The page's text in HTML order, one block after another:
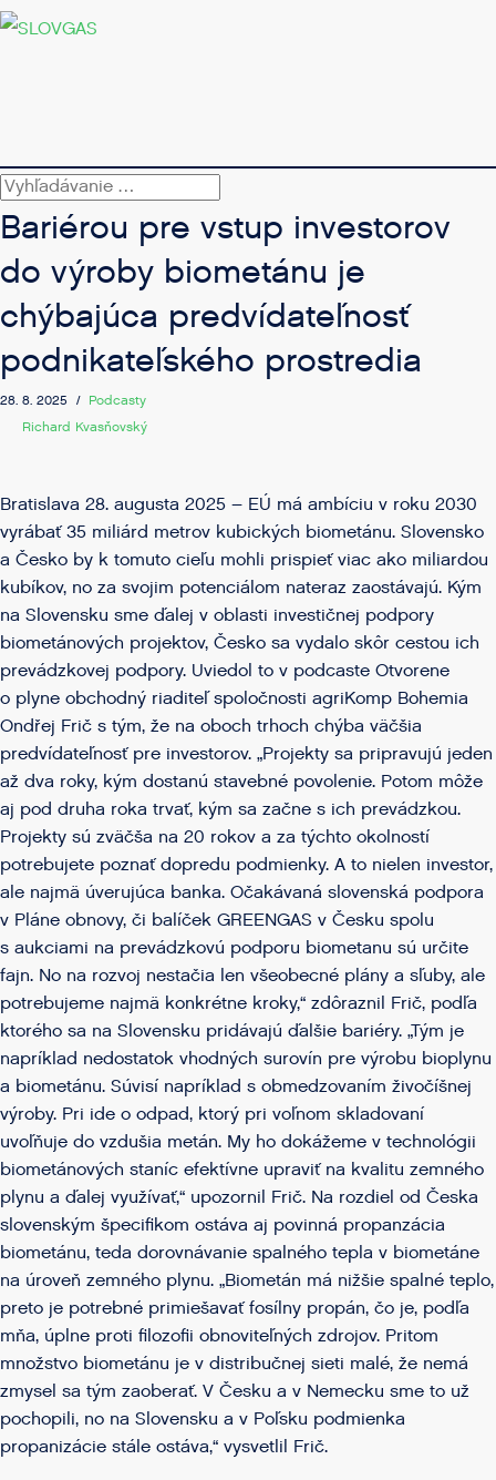
Bariérou pre vstup investorov
do výroby biometánu je
chýbajúca predvídateľnosť
podnikateľského prostredia
28. 8. 2025 / Podcasty
Richard Kvasňovský
Bratislava 28. augusta 2025 – EÚ má ambíciu v roku 2030
vyrábať 35 miliárd metrov kubických biometánu. Slovensko
a Česko by k tomuto cieľu mohli prispieť viac ako miliardou
kubíkov, no za svojim potenciálom nateraz zaostávajú. Kým
na Slovensku sme ďalej v oblasti investičnej podpory
biometánových projektov, Česko sa vydalo skôr cestou ich
prevádzkovej podpory. Uviedol to v podcaste Otvorene
o plyne obchodný riaditeľ spoločnosti agriKomp Bohemia
Ondřej Frič s tým, že na oboch trhoch chýba väčšia
predvídateľnosť pre investorov. „Projekty sa pripravujú jeden
až dva roky, kým dostanú stavebné povolenie. Potom môže
aj pod druha roka trvať, kým sa začne s ich prevádzkou.
Projekty sú zväčša na 20 rokov a za týchto okolností
potrebujete poznať dopredu podmienky. A to nielen investor,
ale najmä úverujúca banka. Očakávaná slovenská podpora
v Pláne obnovy, či balíček GREENGAS v Česku spolu
s aukciami na prevádzkovú podporu biometanu sú určite
fajn. No na rozvoj nestačia len všeobecné plány a sľuby, ale
potrebujeme najmä konkrétne kroky,“ zdôraznil Frič, podľa
ktorého sa na Slovensku pridávajú ďalšie bariéry. „Tým je
napríklad nedostatok vhodných surovín pre výrobu bioplynu
a biometánu. Súvisí napríklad s obmedzovaním živočíšnej
výroby. Pri ide o odpad, ktorý pri voľnom skladovaní
uvoľňuje do vzdušia metán. My ho dokážeme v technológii
biometánových staníc efektívne upraviť na kvalitu zemného
plynu a ďalej využívať,“ upozornil Frič. Na rozdiel od Česka
slovenským špecifikom ostáva aj povinná propanzácia
biometánu, teda dorovnávanie spalného tepla v biometáne
na úroveň zemného plynu. „Biometán má nižšie spalné teplo,
preto je potrebné primiešavať fosílny propán, čo je, podľa
mňa, úplne proti filozofii obnoviteľných zdrojov. Pritom
množstvo biometánu je v distribučnej sieti malé, že nemá
zmysel sa tým zaoberať. V Česku a v Nemecku sme to už
pochopili, no na Slovensku a v Poľsku podmienka
propanizácie stále ostáva,“ vysvetlil Frič.